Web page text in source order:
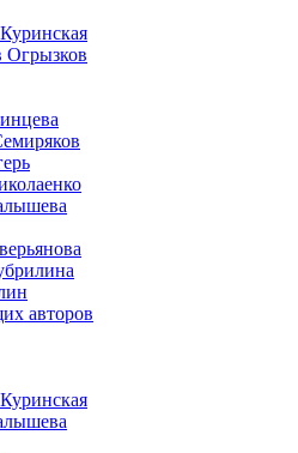
Огрызков
авторов